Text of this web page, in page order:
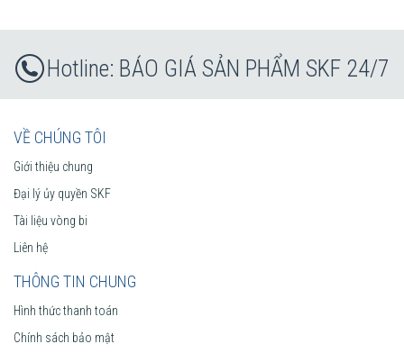
BÁO GIÁ SẢN PHẨM SKF 24/7
VỀ CHÚNG TÔI
Giới thiệu chung
Đại lý ủy quyền SKF
Tài liệu vòng bi
Liên hệ
THÔNG TIN CHUNG
Hình thức thanh toán
Chính sách bảo mật